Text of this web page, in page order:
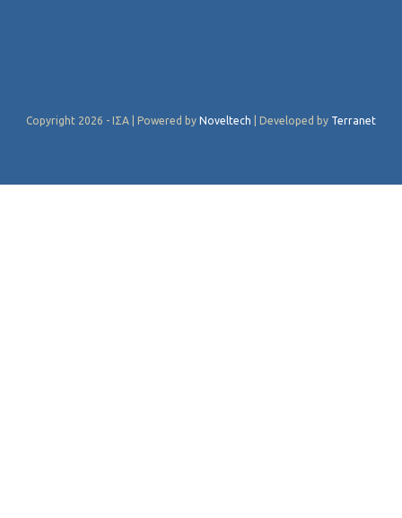
Copyright 2026 - ΙΣΑ | Powered by Noveltech | Developed by Terranet